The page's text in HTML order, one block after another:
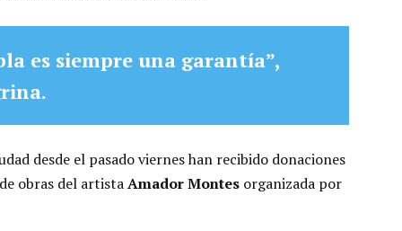
es siempre una garantía”,
desde el pasado viernes han recibido donaciones
obras del artistaAmador Montes organizada por